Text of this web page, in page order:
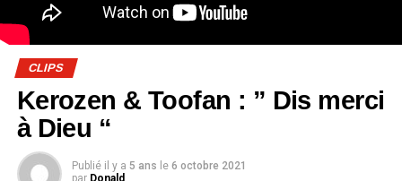
CLIPS
Kerozen & Toofan : ” Dis merci
à Dieu “
Publié il y a 5 ans le 6 octobre 2021
par Donald